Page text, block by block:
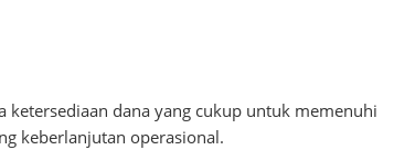
dana yang cukup untuk memenuhi
keberlanjutan operasional.